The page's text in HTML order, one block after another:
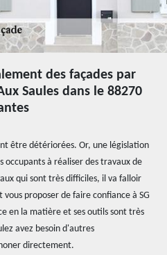
des façades par
Saules dans le 88270
être détériorées. Or, une législation
occupants à réaliser des travaux de
qui sont très difficiles, il va falloir
proposer de faire confiance à SG
en la matière et ses outils sont très
avez besoin d'autres
directement.